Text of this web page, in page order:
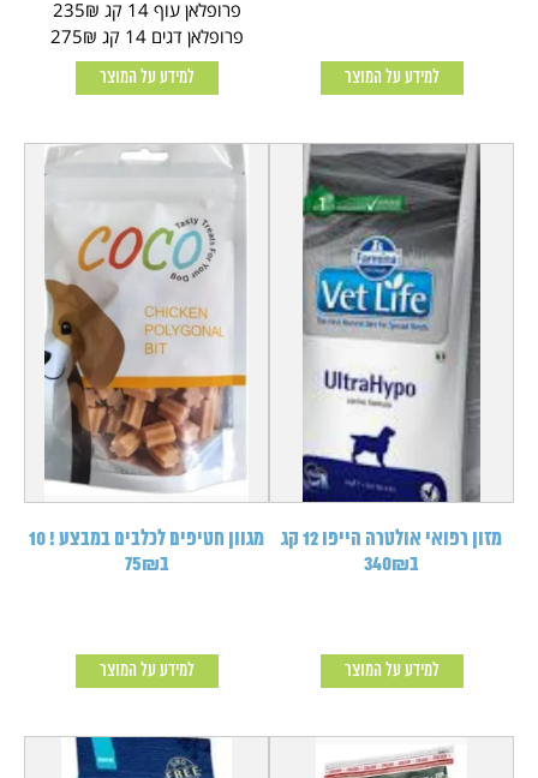
למידע על המוצר
פרופלאן עוף 14 קג 235₪
פרופלאן דגים 14 קג 275₪
למידע על המוצר
מזון רפואי אולטרה הייפו 12 קג
ב340₪
למידע על המוצר
מגוון חטיפים לכלבים במבצע ! 10
ב75₪
למידע על המוצר